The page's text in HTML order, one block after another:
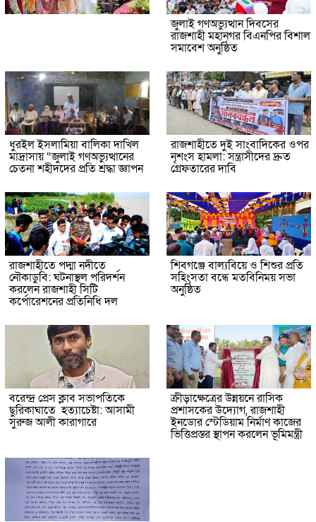
জুলাই গণঅভ্যুত্থান দিবসের
রাজশাহী মহানগর বিএনপির বিশাল
সমাবেশ অনুষ্ঠিত
ধুরইল ইসলামিয়া বালিকা দাখিল
মাদ্রাসায় “জুলাই গণঅভ্যুত্থানের
চেতনা শহীদদের প্রতি শ্রদ্ধা জ্ঞাপন
রাজশাহীতে দুই সাংবাদিকের ওপর
নৃশংস হামলা: সন্ত্রাসীদের দ্রুত
গ্রেফতারের দাবি
রাজশাহীতে পদ্মা নদীতে
নৌকাডুবি: ঘটনাস্থল পরিদর্শন
করলেন রাজশাহী সিটি
কর্পোরেশনের প্রতিনিধি দল
শিবগঞ্জে বাল্যবিয়ে ও শিশুর প্রতি
সহিংসতা বন্ধে মতবিনিময় সভা
অনুষ্ঠিত
বরেন্দ্র প্রেস ক্লাব সভাপতিকে
ছুরিকাঘাতে হত্যাচেষ্টা: আসামী
সুরুজ আলী কারাগারে
ক্রীড়াক্ষেত্রের উন্নয়নে রাসিক
প্রশাসকের উদ্যোগ, রাজশাহী
ইনডোর স্টেডিয়াম নির্মাণ কাজের
ভিত্তিপ্রস্তর স্থাপন করলেন ভূমিমন্ত্রী